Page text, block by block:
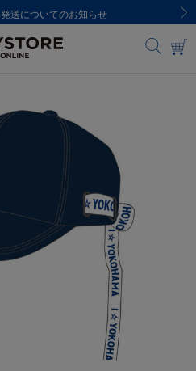
送についてのお知らせ